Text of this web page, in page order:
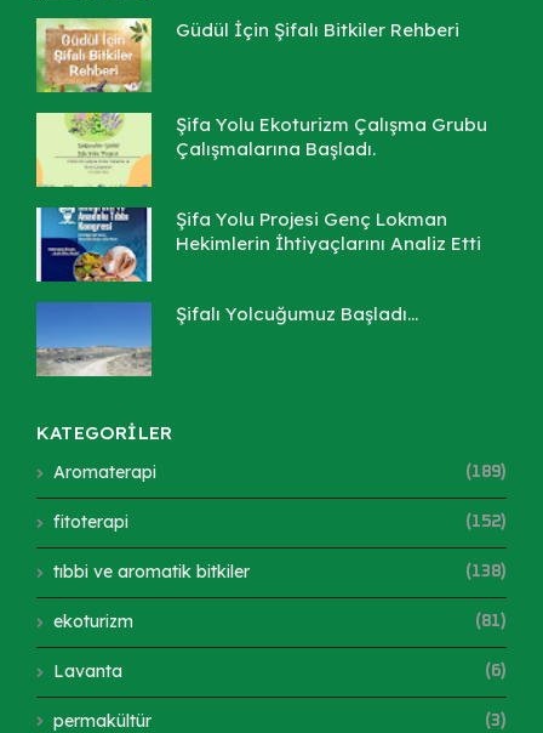
Güdül İçin Şifalı Bitkiler Rehberi
Şifa Yolu Ekoturizm Çalışma Grubu
Çalışmalarına Başladı.
Şifa Yolu Projesi Genç Lokman
Hekimlerin İhtiyaçlarını Analiz Etti
Şifalı Yolcuğumuz Başladı...
KATEGORİLER
Aromaterapi (189)
fitoterapi (152)
tıbbi ve aromatik bitkiler (138)
ekoturizm (81)
Lavanta (6)
permakültür (3)